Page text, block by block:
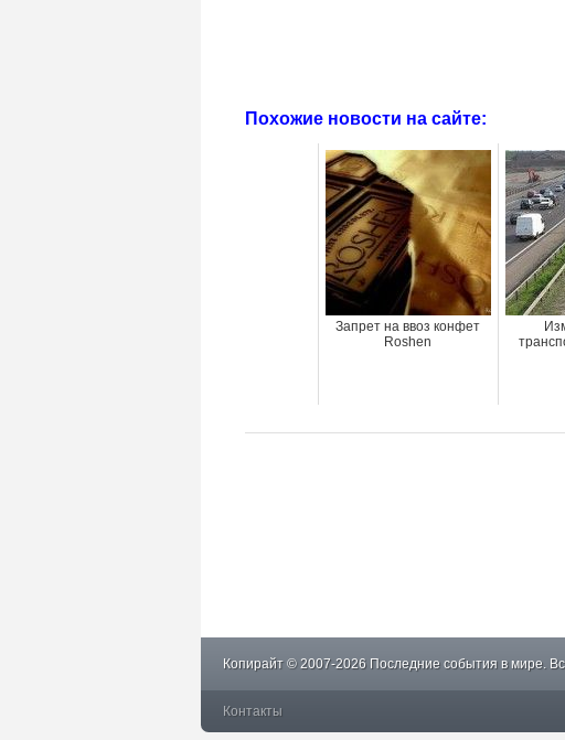
Похожие новости на сайте:
Запрет на ввоз конфет
Roshen
Копирайт © 2007-2026 Последние события в мире.
Контакты